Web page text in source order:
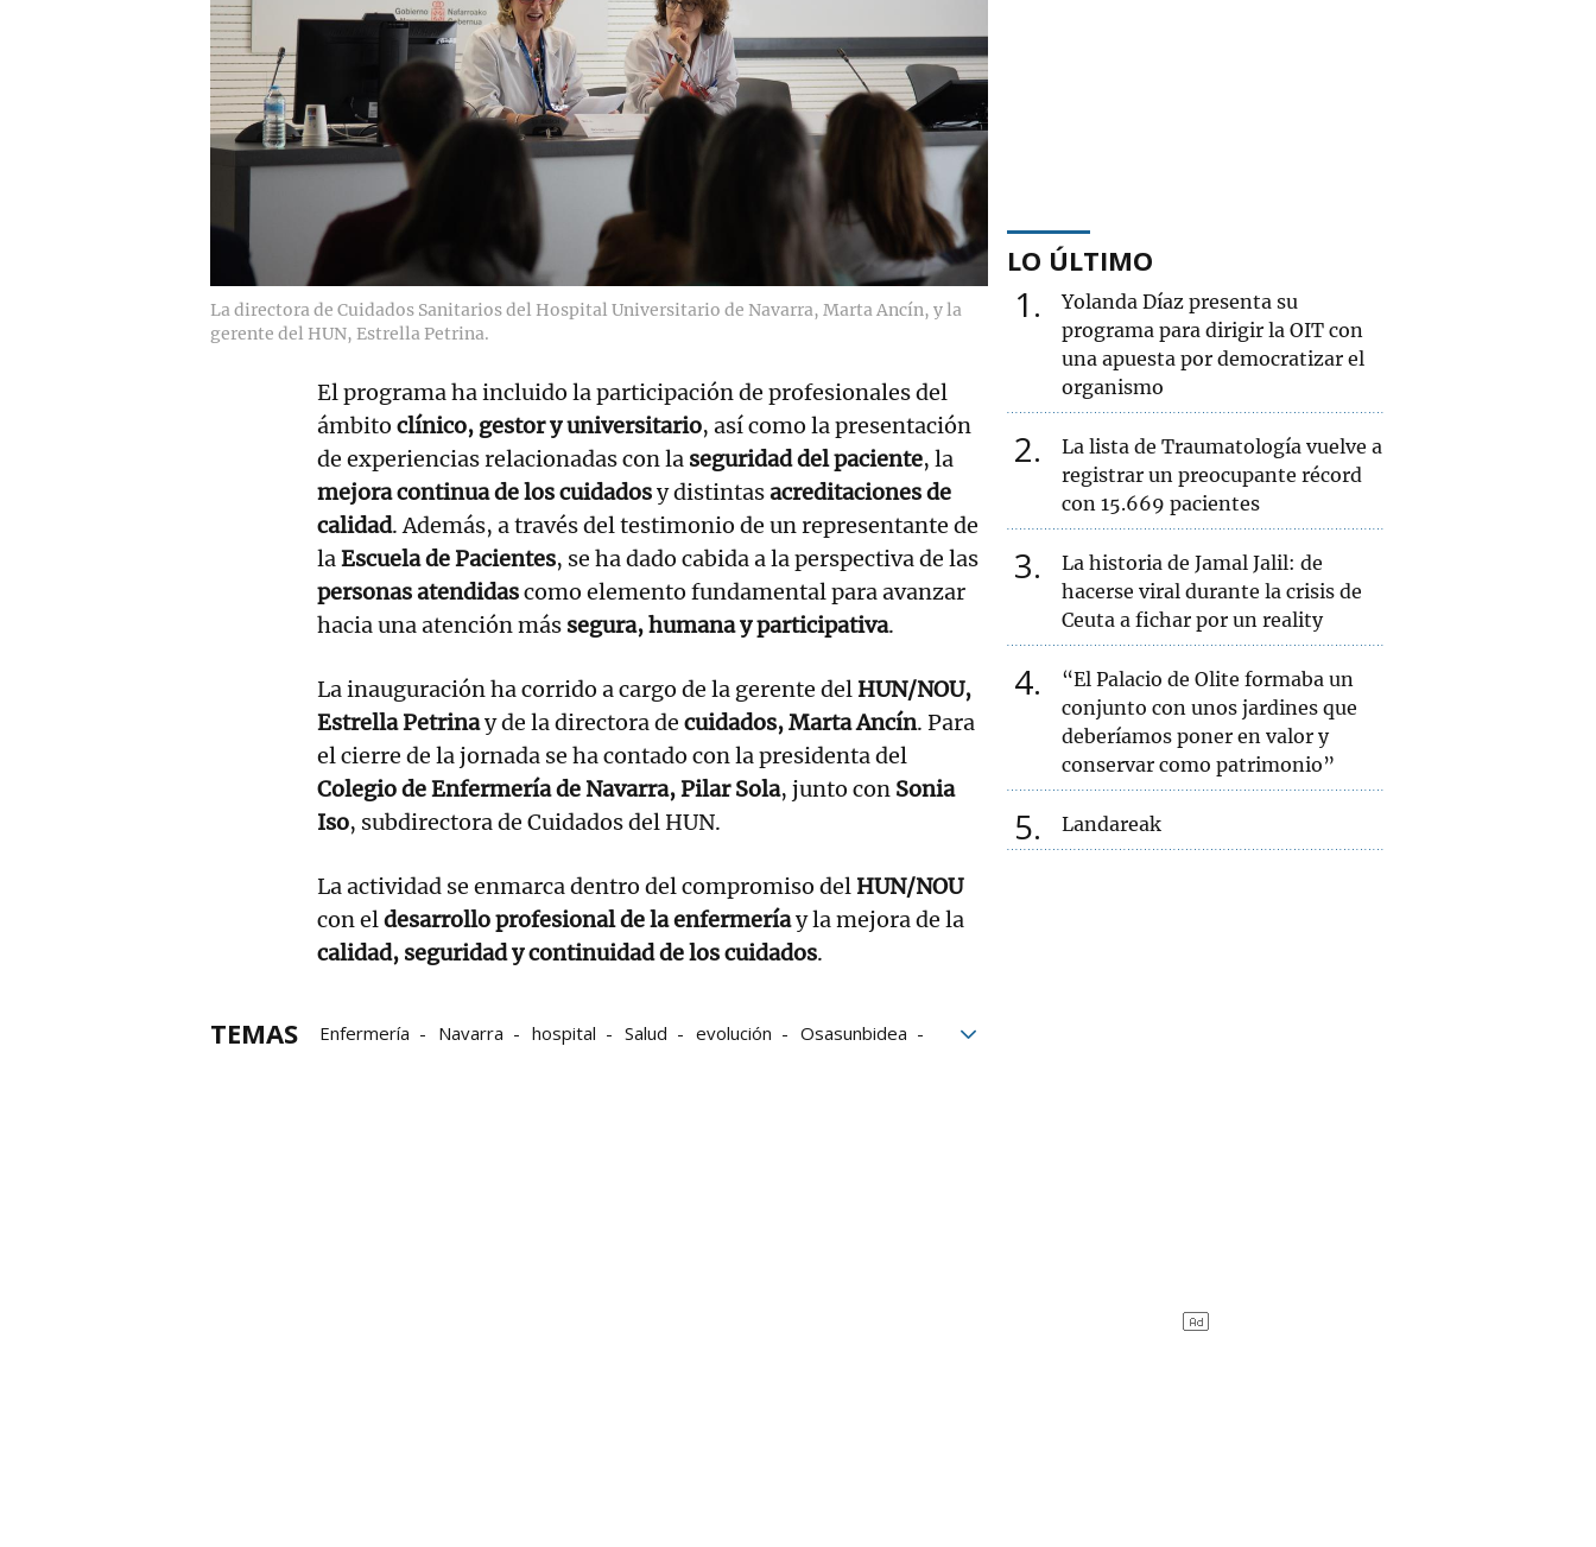
La directora de Cuidados Sanitarios del Hospital Universitario de Navarra, Marta Ancín, y la
gerente del HUN, Estrella Petrina.
El programa ha incluido la participación de profesionales del
ámbito clínico, gestor y universitario, así como la presentación
de experiencias relacionadas con la seguridad del paciente, la
mejora continua de los cuidadosy distintasacreditaciones de
calidad. Además, a través del testimonio de un representante de
laEscuela de Pacientes, se ha dado cabida a la perspectiva de las
personas atendidascomo elemento fundamental para avanzar
hacia una atención más segura, humana y participativa.
La inauguración ha corrido a cargo de la gerente del HUN/NOU,
Estrella Petrinay de la directora de cuidados, Marta Ancín. Para
el cierre de la jornada se ha contado con la presidenta del
Colegio de Enfermería de Navarra, Pilar Sola, junto con Sonia
Iso, subdirectora de Cuidados del HUN.
La actividad se enmarca dentro del compromiso del HUN/NOU
con eldesarrollo profesional de la enfermeríay la mejora de la
calidad, seguridad y continuidad de los cuidados.
TEMAS Enfermería Navarra hospital Salud evolución
Osasunbidea
LO ÚLTIMO
1
Yolanda Díaz presenta su
programa para dirigir la OIT con
una apuesta por democratizar el
organismo
2
La lista de Traumatología vuelve a
registrar un preocupante récord
con 15.669 pacientes
3
La historia de Jamal Jalil: de
hacerse viral durante la crisis de
Ceuta a fichar por un reality
4
“El Palacio de Olite formaba un
conjunto con unos jardines que
deberíamos poner en valor y
conservar como patrimonio”
5 Landareak